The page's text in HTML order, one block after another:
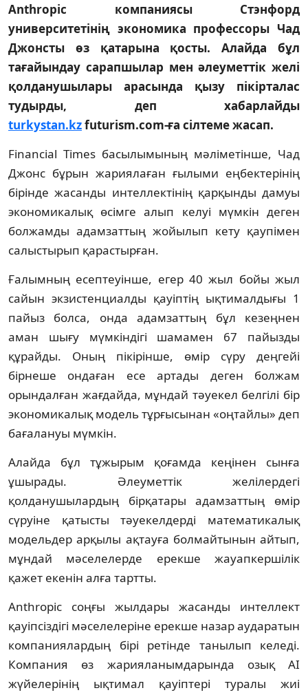
Anthropic компаниясы Стэнфорд
университетінің экономика профессоры Чад
Джонсты өз қатарына қосты. Алайда бұл
тағайындау сарапшылар мен әлеуметтік желі
қолданушылары арасында қызу пікірталас
тудырды, деп хабарлайды
turkystan.kzfuturism.com-ға сілтеме жасап.
Financial Times басылымының мәліметінше, Чад
Джонс бұрын жариялаған ғылыми еңбектерінің
бірінде жасанды интеллектінің қарқынды дамуы
экономикалық өсімге алып келуі мүмкін деген
болжамды адамзаттың жойылып кету қаупімен
салыстырып қарастырған.
Ғалымның есептеуінше, егер 40 жыл бойы жыл
сайын экзистенциалды қауіптің ықтималдығы 1
пайыз болса, онда адамзаттың бұл кезеңнен
аман шығу мүмкіндігі шамамен 67 пайызды
құрайды. Оның пікірінше, өмір сүру деңгейі
бірнеше ондаған есе артады деген болжам
орындалған жағдайда, мұндай тәуекел белгілі бір
экономикалық модель тұрғысынан «оңтайлы» деп
бағалануы мүмкін.
Алайда бұл тұжырым қоғамда кеңінен сынға
ұшырады. Әлеуметтік желілердегі
қолданушылардың бірқатары адамзаттың өмір
сүруіне қатысты тәуекелдерді математикалық
модельдер арқылы ақтауға болмайтынын айтып,
мұндай мәселелерде ерекше жауапкершілік
қажет екенін алға тартты.
Anthropic соңғы жылдары жасанды интеллект
қауіпсіздігі мәселелеріне ерекше назар аударатын
компаниялардың бірі ретінде танылып келеді.
Компания өз жарияланымдарында озық AI
жүйелерінің ықтимал қауіптері туралы жиі